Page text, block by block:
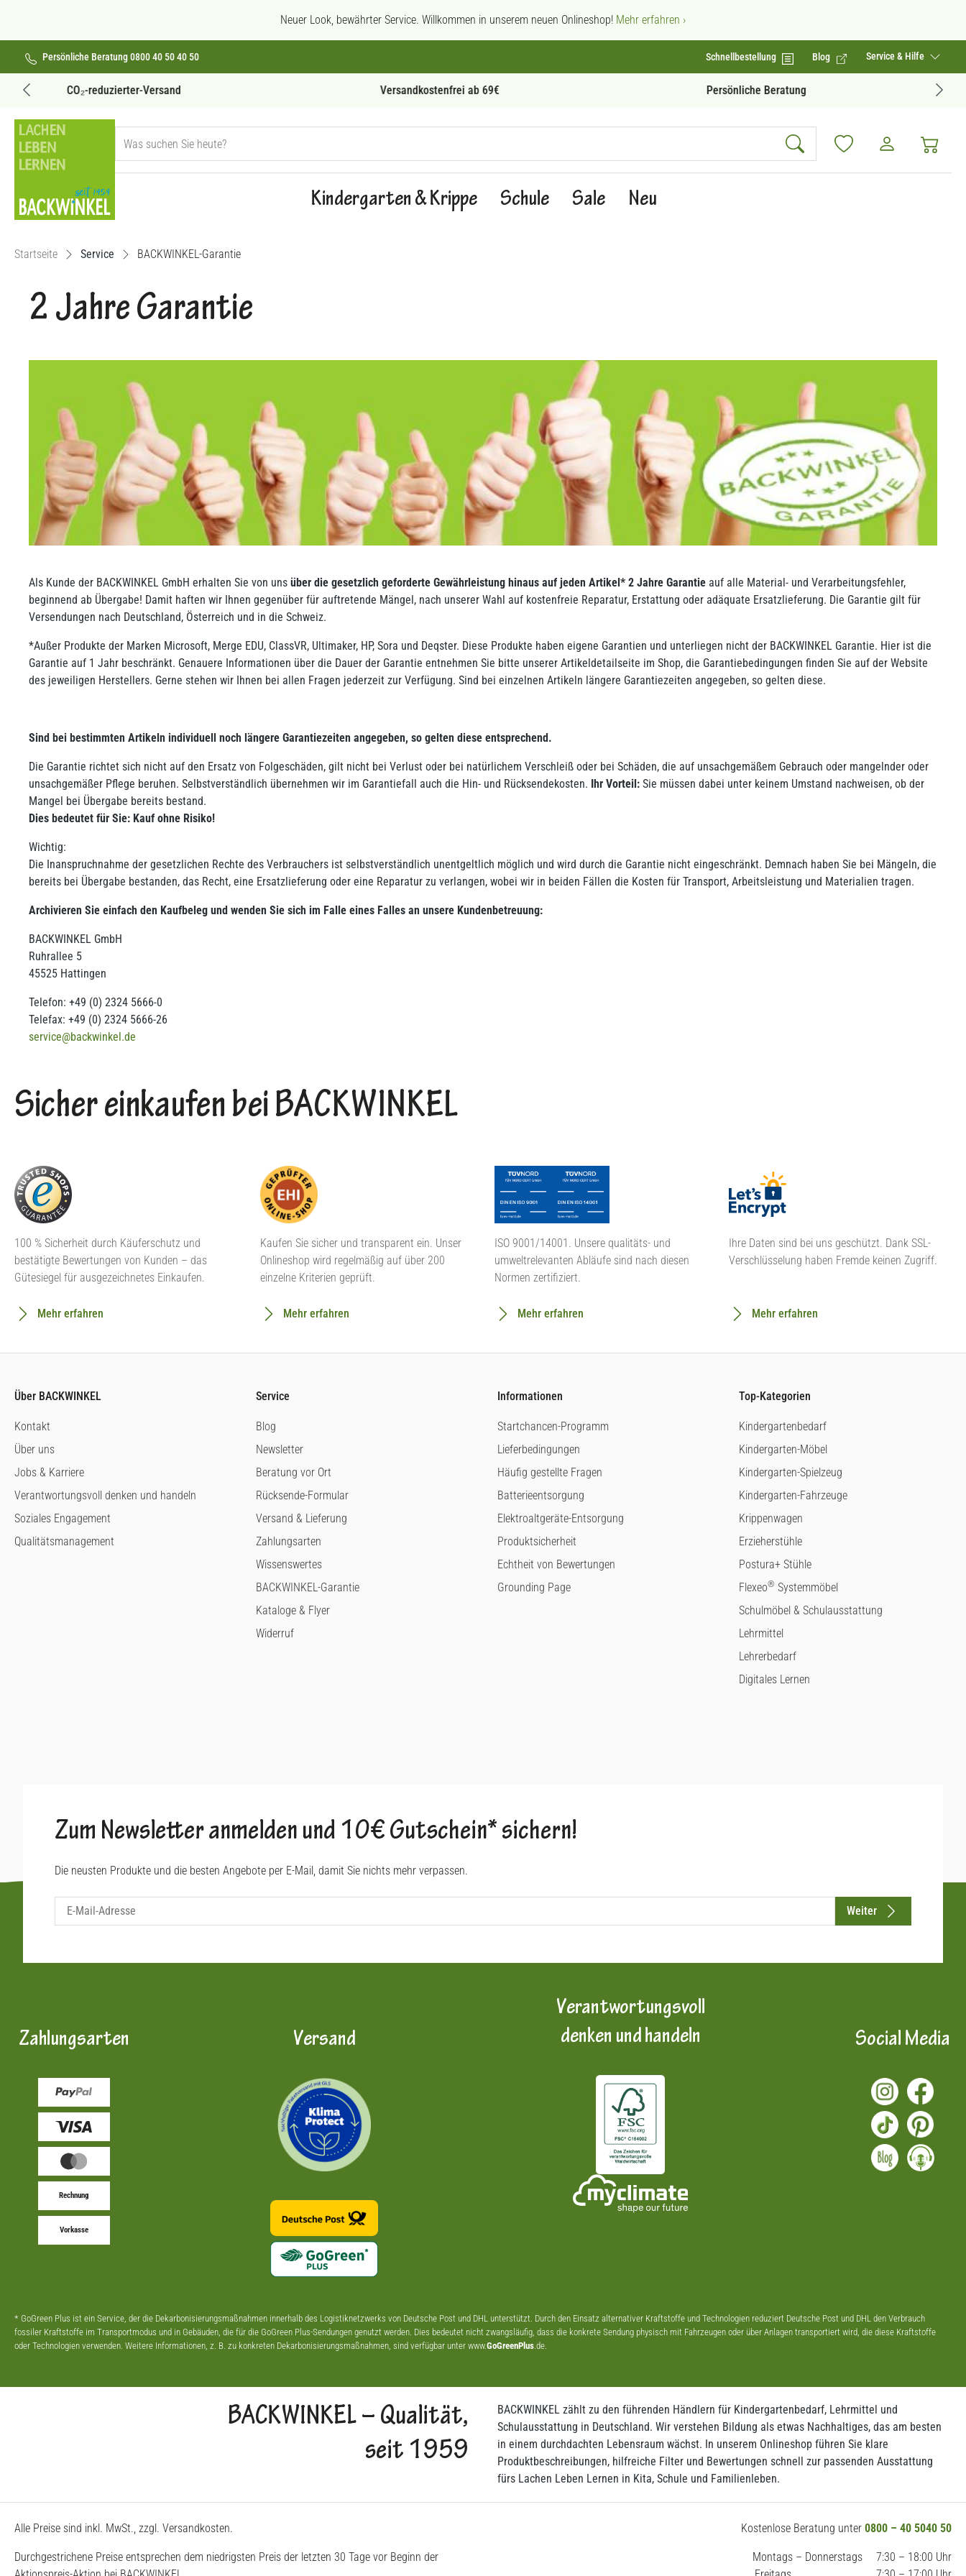
Neuer Look, bewährter Service. Willkommen in unserem neuen Onlineshop! Mehr erfahren ›
Persönliche Beratung 0800 40 50 40 50 Schnellbestellung Blog Service & Hilfe
Versandkostenfrei ab 69€ Persönliche Beratung Geprüfte Produktqualität
Kindergarten & Krippe Schule Sale Neu
Startseite Service BACKWINKEL-Garantie
2 Jahre Garantie
Als Kunde der BACKWINKEL GmbH erhalten Sie von uns über die gesetzlich geforderte Gewährleistung hinaus auf jeden Artikel* 2 Jahre Garantie auf alle Material- und Verarbeitungsfehler,
beginnend ab Übergabe! Damit haften wir Ihnen gegenüber für auftretende Mängel, nach unserer Wahl auf kostenfreie Reparatur, Erstattung oder adäquate Ersatzlieferung. Die Garantie gilt für
Versendungen nach Deutschland, Österreich und in die Schweiz.
*Außer Produkte der Marken Microsoft, Merge EDU, ClassVR, Ultimaker, HP, Sora und Deqster. Diese Produkte haben eigene Garantien und unterliegen nicht der BACKWINKEL Garantie. Hier ist die
Garantie auf 1 Jahr beschränkt. Genauere Informationen über die Dauer der Garantie entnehmen Sie bitte unserer Artikeldetailseite im Shop, die Garantiebedingungen finden Sie auf der Website
des jeweiligen Herstellers. Gerne stehen wir Ihnen bei allen Fragen jederzeit zur Verfügung. Sind bei einzelnen Artikeln längere Garantiezeiten angegeben, so gelten diese.
Sind bei bestimmten Artikeln individuell noch längere Garantiezeiten angegeben, so gelten diese entsprechend.
Die Garantie richtet sich nicht auf den Ersatz von Folgeschäden, gilt nicht bei Verlust oder bei natürlichem Verschleiß oder bei Schäden, die auf unsachgemäßem Gebrauch oder mangelnder oder
unsachgemäßer Pflege beruhen. Selbstverständlich übernehmen wir im Garantiefall auch die Hin- und Rücksendekosten. Ihr Vorteil: Sie müssen dabei unter keinem Umstand nachweisen, ob der
Mangel bei Übergabe bereits bestand.
Dies bedeutet für Sie: Kauf ohne Risiko!
Wichtig:
Die Inanspruchnahme der gesetzlichen Rechte des Verbrauchers ist selbstverständlich unentgeltlich möglich und wird durch die Garantie nicht eingeschränkt. Demnach haben Sie bei Mängeln, die
bereits bei Übergabe bestanden, das Recht, eine Ersatzlieferung oder eine Reparatur zu verlangen, wobei wir in beiden Fällen die Kosten für Transport, Arbeitsleistung und Materialien tragen.
Archivieren Sie einfach den Kaufbeleg und wenden Sie sich im Falle eines Falles an unsere Kundenbetreuung:
BACKWINKEL GmbH
Ruhrallee 5
45525 Hattingen
Telefon: +49 (0) 2324 5666-0
Telefax: +49 (0) 2324 5666-26
service@backwinkel.de
Sicher einkaufen bei BACKWINKEL
100 % Sicherheit durch Käuferschutz und
bestätigte Bewertungen von Kunden – das
Gütesiegel für ausgezeichnetes Einkaufen.
Mehr erfahren
Kaufen Sie sicher und transparent ein. Unser
Onlineshop wird regelmäßig auf über 200
einzelne Kriterien geprüft.
Mehr erfahren
ISO 9001/14001. Unsere qualitäts- und
umweltrelevanten Abläufe sind nach diesen
Normen zertifiziert.
Mehr erfahren
Ihre Daten sind bei uns geschützt. Dank SSL-
Verschlüsselung haben Fremde keinen Zugriff.
Mehr erfahren
Über BACKWINKEL
Kontakt
Über uns
Jobs & Karriere
Verantwortungsvoll denken und handeln
Soziales Engagement
Qualitätsmanagement
Service
Blog
Newsletter
Beratung vor Ort
Rücksende-Formular
Versand & Lieferung
Zahlungsarten
Wissenswertes
BACKWINKEL-Garantie
Kataloge & Flyer
Widerruf
Informationen
Startchancen-Programm
Lieferbedingungen
Häufig gestellte Fragen
Batterieentsorgung
Elektroaltgeräte-Entsorgung
Produktsicherheit
Echtheit von Bewertungen
Grounding Page
Top-Kategorien
Kindergartenbedarf
Kindergarten-Möbel
Kindergarten-Spielzeug
Kindergarten-Fahrzeuge
Krippenwagen
Erzieherstühle
Postura+ Stühle
Flexeo® Systemmöbel
Schulmöbel & Schulausstattung
Lehrmittel
Lehrerbedarf
Digitales Lernen
Zum Newsletter anmelden und 10€ Gutschein* sichern!
Die neusten Produkte und die besten Angebote per E-Mail, damit Sie nichts mehr verpassen.
Weiter
Zahlungsarten
Rechnung
Vorkasse
Versand
Verantwortungsvoll
denken und handeln
Social Media
* GoGreen Plus ist ein Service, der die Dekarbonisierungsmaßnahmen innerhalb des Logistiknetzwerks von Deutsche Post und DHL unterstützt. Durch den Einsatz alternativer Kraftstoffe und Technologien reduziert Deutsche Post und DHL den Verbrauch
fossiler Kraftstoffe im Transportmodus und in Gebäuden, die für die GoGreen Plus-Sendungen genutzt werden. Dies bedeutet nicht zwangsläufig, dass die konkrete Sendung physisch mit Fahrzeugen oder über Anlagen transportiert wird, die diese Kraftstoffe
oder Technologien verwenden. Weitere Informationen, z. B. zu konkreten Dekarbonisierungsmaßnahmen, sind verfügbar unter www.GoGreenPlus.de.
BACKWINKEL – Qualität,
seit 1959
BACKWINKEL zählt zu den führenden Händlern für Kindergartenbedarf, Lehrmittel und
Schulausstattung in Deutschland. Wir verstehen Bildung als etwas Nachhaltiges, das am besten
in einem durchdachten Lebensraum wächst. In unserem Onlineshop führen Sie klare
Produktbeschreibungen, hilfreiche Filter und Bewertungen schnell zur passenden Ausstattung
fürs Lachen Leben Lernen in Kita, Schule und Familienleben.
Alle Preise sind inkl. MwSt., zzgl. Versandkosten.
Durchgestrichene Preise entsprechen dem niedrigsten Preis der letzten 30 Tage vor Beginn der
Kostenlose Beratung unter 0800 – 40 5040 50
Montags – Donnerstags
7:30 – 18:00 Uhr